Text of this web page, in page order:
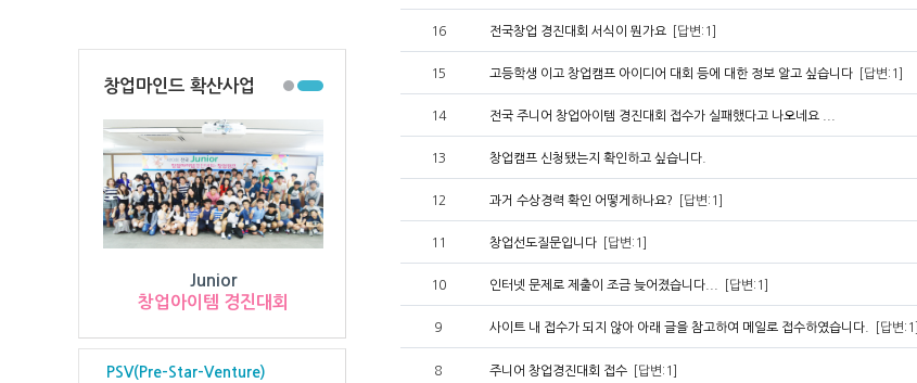
창업마인드 확산사업
Junior
창업아이템 경진대회
PSV(Pre-Star-Venture)
16 전국창업 경진대회 서식이 뭔가요 [답변:1]
15 고등학생 이고 창업캠프 아이디어 대회 등에 대한 정보 알고 싶습니다 [답변:1]
14 전국 주니어 창업아이템 경진대회 접수가 실패했다고 나오네요 ...
13 창업캠프 신청됐는지 확인하고 싶습니다.
12 과거 수상경력 확인 어떻게하나요? [답변:1]
11 창업선도질문입니다 [답변:1]
10 인터넷 문제로 제출이 조금 늦어졌습니다... [답변:1]
9 사이트 내 접수가 되지 않아 아래 글을 참고하여 메일로 접수하였습니다. [답변:1]
8 주니어 창업경진대회 접수 [답변:1]